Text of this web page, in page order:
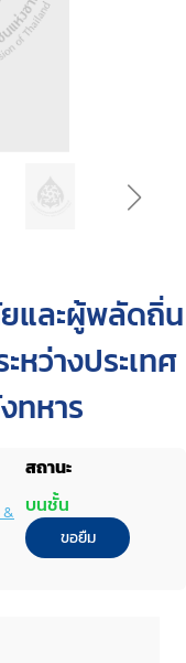
และผู้พลัดถิ่น
ว่างประเทศ
ทหาร
สถานะ
บนชั้น
ขอยืม